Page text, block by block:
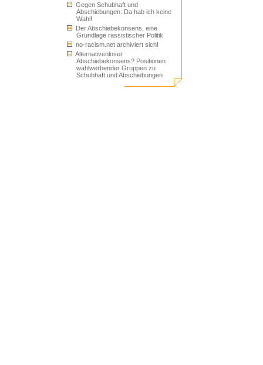
Gegen Schubhaft und
Abschiebungen: Da hab ich keine
Wahl!
Der Abschiebekonsens, eine
Grundlage rassistischer Politik
no-racism.net archiviert sich!
Alternativenloser
Abschiebekonsens? Positionen
wahlwerbender Gruppen zu
Schubhaft und Abschiebungen